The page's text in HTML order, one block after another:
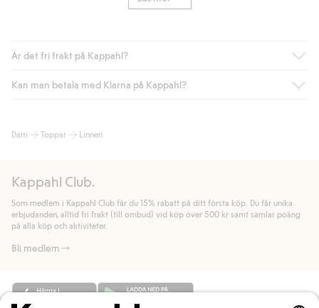
Är det fri frakt på Kappahl?
Är du medlem i Kappahl Club har du alltid gratis frakt till butik
automatik efter du loggat in och identifierats som medlem.
handlar för.
Läs mer
Kan man betala med Klarna på Kappahl?
bland annat faktura och swish men även andra betalningssätt.
allmänna villkor.
Läs mer
Dam Toppar Linnen
Kappahl Club.
Som medlem i Kappahl Club får du 15% rabatt på ditt första köp. Du får unika
erbjudanden, alltid fri frakt (till ombud) vid köp över 500 kr samt samlar poäng
på alla köp och aktiviteter.
Bli medlem